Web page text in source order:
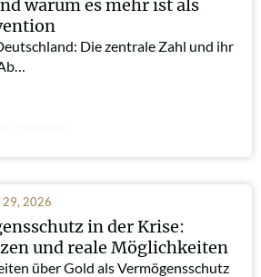
warum es mehr ist als
Die zentrale Zahl und ihr
29, 2026
in der Krise:
und reale Möglichkeiten
über Gold als Vermögensschutz